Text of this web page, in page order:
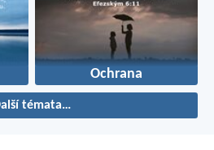
Ochrana
témata…